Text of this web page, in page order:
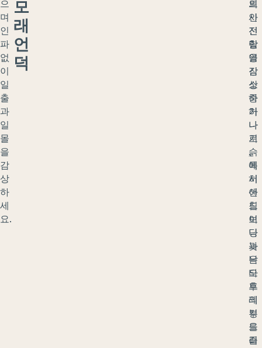
으
며
인
파
없
이
일
출
과
일
몰
을
감
상
하
세
요.
모
래
언
덕
트
인
전
망
을
감
상
하
거
나
기
슭
에
서
샌
드
보
딩
과
낙
타
트
레
킹
을
즐
의
사
진
촬
영
장
소
중
하
나
로
,
특
히
아
침
이
나
늦
은
오
후
의
부
드
러